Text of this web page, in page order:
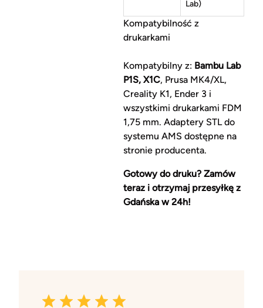
Lab)
Kompatybilność z
drukarkami
Kompatybilny z: Bambu Lab
P1S, X1C, Prusa MK4/XL,
Creality K1, Ender 3 i
wszystkimi drukarkami FDM
1,75 mm. Adaptery STL do
systemu AMS dostępne na
stronie producenta.
Gotowy do druku? Zamów
teraz i otrzymaj przesyłkę z
Gdańska w 24h!